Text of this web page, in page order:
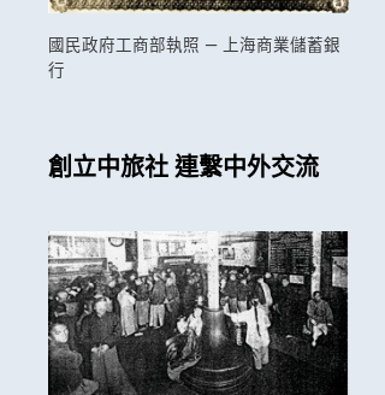
國民政府工商部執照 — 上海商業儲蓄銀
行
創立中旅社 連繫中外交流